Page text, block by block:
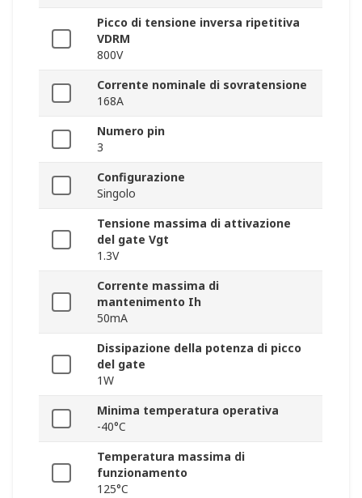
Picco di tensione inversa ripetitiva
VDRM
800V
Corrente nominale di sovratensione
168A
Numero pin
3
Configurazione
Singolo
Tensione massima di attivazione
del gate Vgt
1.3V
Corrente massima di
mantenimento Ih
50mA
Dissipazione della potenza di picco
del gate
1W
Minima temperatura operativa
-40°C
Temperatura massima di
funzionamento
125°C